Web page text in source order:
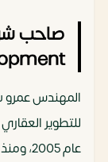
المهندس
للتطوير
عام